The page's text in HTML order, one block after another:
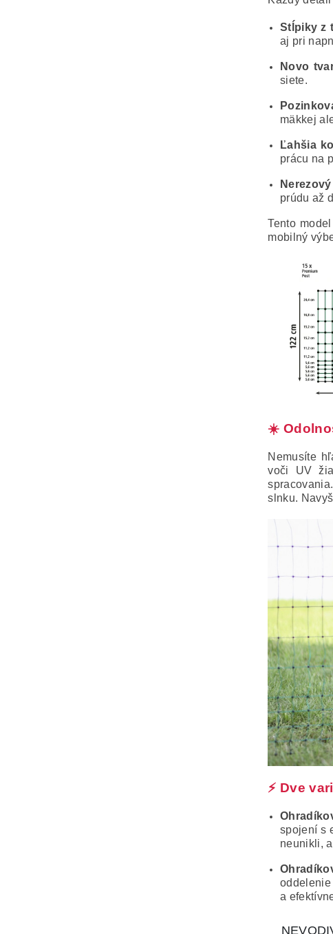
Stĺpiky z
aj pri
Novo
siete.
mäkkej
Ľahšia
prácu na
prúdu až
Tento
mobilný
☀️
Nemusíte
voči UV
slnku.
⚡ Dve
spojení s
neunikli,
a